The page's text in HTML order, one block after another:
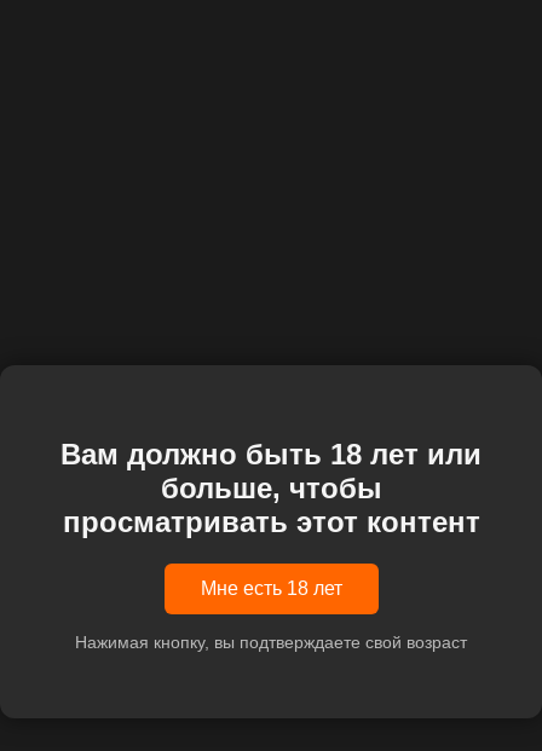
Вам должно быть 18 лет или
больше, чтобы
просматривать этот контент
Мне есть 18 лет
Нажимая кнопку, вы подтверждаете свой возраст